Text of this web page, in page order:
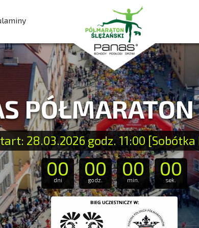
28.03.2026 godz. 11:00 [Sobótka
00
dni
00
godz.
00
min.
00
sek.